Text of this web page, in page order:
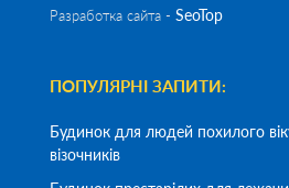
Разработка сайта - SeoTop
ПОПУЛЯРНІ ЗАПИТИ:
Будинок для людей похилого
візочників